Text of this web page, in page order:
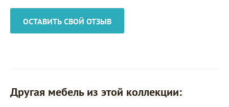
ОСТАВИТЬ СВОЙ ОТЗЫВ
Другая мебель из этой коллекции: